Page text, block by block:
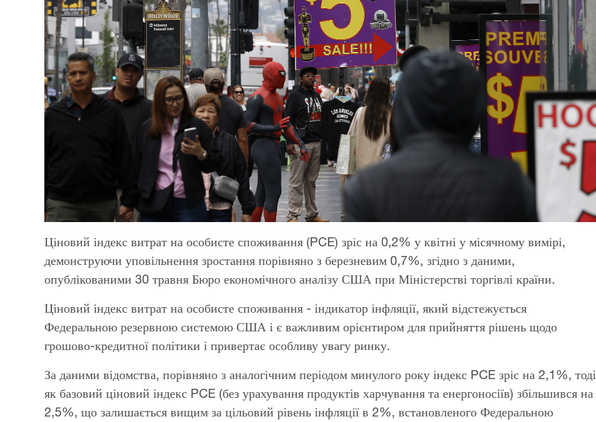
Ціновий індекс витрат на особисте споживання (PCE) зріс на 0,2% у квітні у місячному вимірі,
демонструючи уповільнення зростання порівняно з березневим 0,7%, згідно з даними,
опублікованими 30 травня Бюро економічного аналізу США при Міністерстві торгівлі країни.
Ціновий індекс витрат на особисте споживання - індикатор інфляції, який відстежується
Федеральною резервною системою США і є важливим орієнтиром для прийняття рішень щодо
грошово-кредитної політики і привертає особливу увагу ринку.
За даними відомства, порівняно з аналогічним періодом минулого року індекс PCE зріс на 2,1%, тоді
як базовий ціновий індекс PCE (без урахування продуктів харчування та енергоносіїв) збільшився на
2,5%, що залишається вищим за цільовий рівень інфляції в 2%, встановленого Федеральною